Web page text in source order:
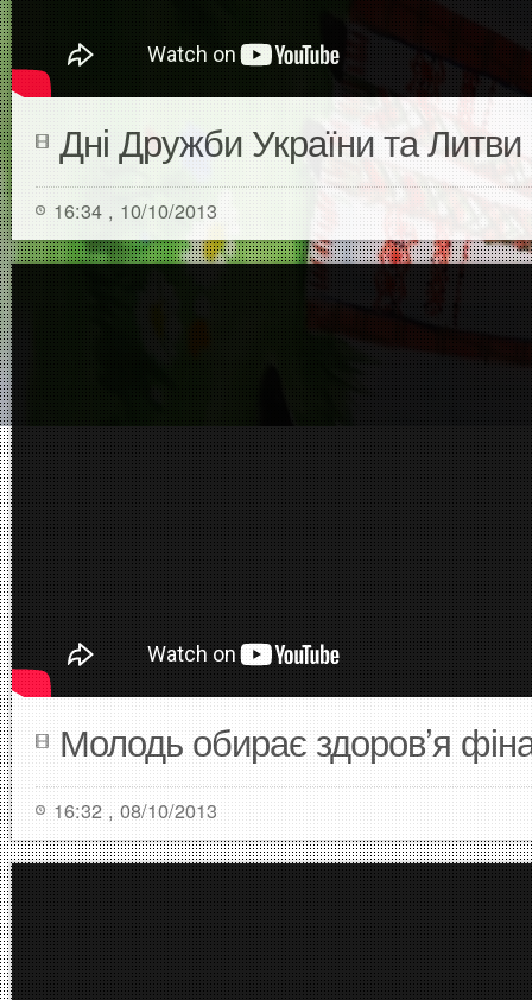
Дні Дружби України та Литви
16:34 , 10/10/2013
Молодь обирає здоров’я
16:32 , 08/10/2013